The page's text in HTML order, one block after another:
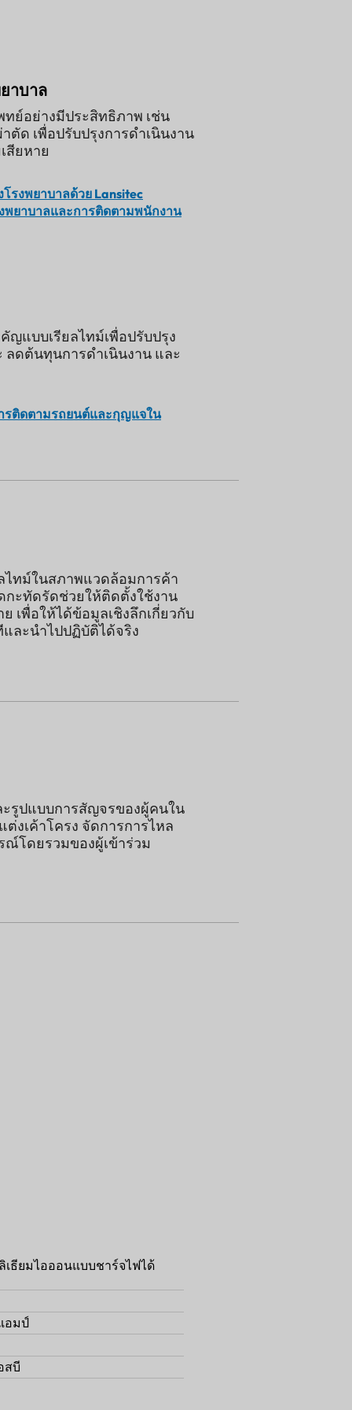
าบาล
ย์อย่างมีประสิทธิภาพ เช่น
ตัด เพื่อปรับปรุงการดำเนินงาน
สียหาย
งพยาบาลด้วย Lansitec
ยาบาลและการติดตามพนักงาน
แบบเรียลไทม์เพื่อปรับปรุง
ลดต้นทุนการดำเนินงาน และ
รติดตามรถยนต์และกุญแจใน
ทม์ในสภาพแวดล้อมการค้า
ะทัดรัดช่วยให้ติดตั้งใช้งาน
เพื่อให้ได้ข้อมูลเชิงลึกเกี่ยวกับ
ละนำไปปฏิบัติได้จริง
รูปแบบการสัญจรของผู้คนใน
งเค้าโครง จัดการการไหล
ณ์โดยรวมของผู้เข้าร่วม
เธียมไอออนแบบชาร์จไฟได้
อมป์
สบี